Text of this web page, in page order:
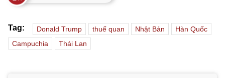
Tag: Donald Trump thuế quan Nhật Bản
Hàn Quốc
Campuchia
Thái Lan